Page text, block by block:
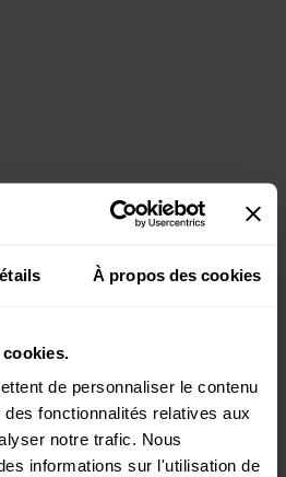
À propos des cookies
de personnaliser le contenu
fonctionnalités relatives aux
notre trafic. Nous
informations sur l'utilisation de